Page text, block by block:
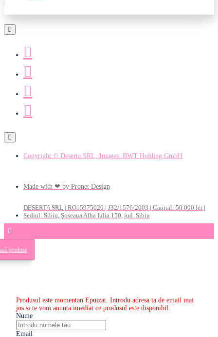
Copyright © Deserta SRL; Images: BWT Holding GmbH
Made with ❤ by Pronet Design
DESERTA SRL | RO15975020 | J32/1576/2003 | Capital: 50 000 lei |
Sediul: Sibiu, Șoseaua Alba Iulia 150, jud. Sibiu
produse
Produsul este momentan Epuizat. Introdu adresa ta de email mai
jos si te vom anunta imediat ce produsul este disponibil.
Nume
Email